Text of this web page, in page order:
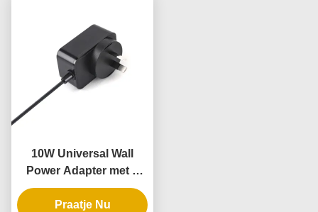
10W Universal Wall
Power Adapter met 3
jaar garantie en
meerdere
Praatje Nu